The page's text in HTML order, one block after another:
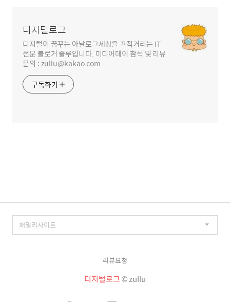
디지털로그
디지털이 꿈꾸는 아날로그세상을 끄적거리는 IT
전문 블로거 줄루입니다. 미디어데이 참석 및 리뷰
문의 : zullu@kakao.com
구독하기
리뷰요청
디지털로그© zullu